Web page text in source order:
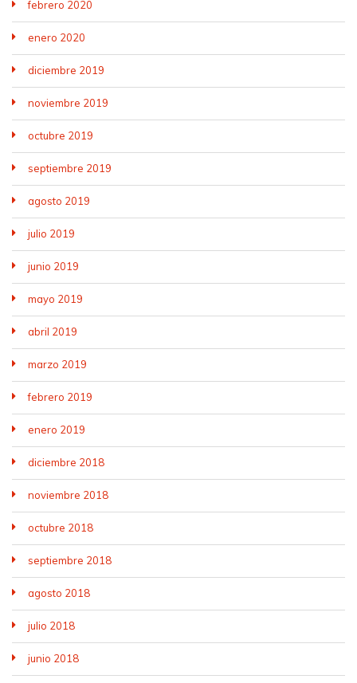
febrero 2020
enero 2020
diciembre 2019
noviembre 2019
octubre 2019
septiembre 2019
agosto 2019
julio 2019
junio 2019
mayo 2019
abril 2019
marzo 2019
febrero 2019
enero 2019
diciembre 2018
noviembre 2018
octubre 2018
septiembre 2018
agosto 2018
julio 2018
junio 2018